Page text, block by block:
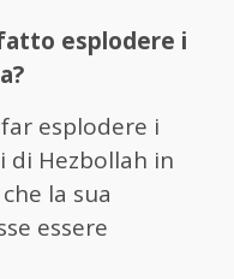
esplodere i
esplodere i
di Hezbollah in
la sua
essere